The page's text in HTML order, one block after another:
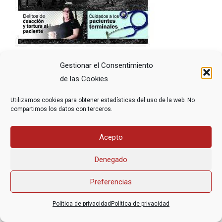
Gestionar el Consentimiento
de las Cookies
Utilizamos cookies para obtener estadísticas del uso de la web. No
compartimos los datos con terceros.
Acepto
Denegado
Preferencias
Política de privacidad Política de privacidad
informacion@derechoamorir.org